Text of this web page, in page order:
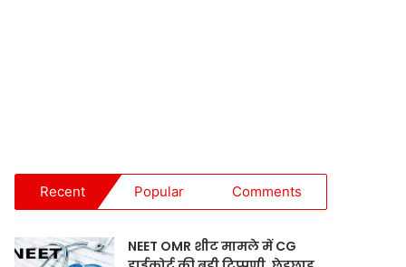
Recent Popular Comments
NEET OMR शीट मामले में CG